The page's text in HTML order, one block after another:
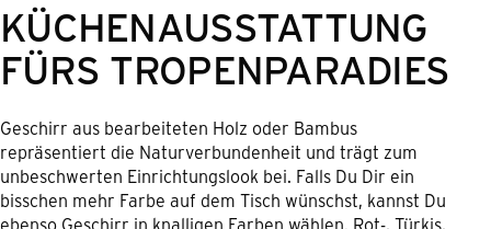
KÜCHENAUSSTATTUNG
FÜRS TROPENPARADIES
Geschirr aus bearbeiteten Holz oder Bambus
repräsentiert die Naturverbundenheit und trägt zum
unbeschwerten Einrichtungslook bei. Falls Du Dir ein
bisschen mehr Farbe auf dem Tisch wünschst, kannst Du
ebenso Geschirr in knalligen Farben wählen. Rot-, Türkis,